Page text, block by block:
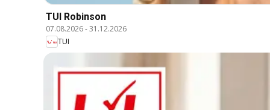
TUI Robinson
07.08.2026-31.12.2026
TUI